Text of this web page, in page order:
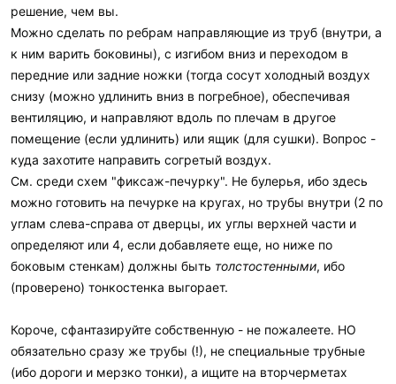
решение, чем вы.
Можно сделать по ребрам направляющие из труб (внутри, а
к ним варить боковины), с изгибом вниз и переходом в
передние или задние ножки (тогда сосут холодный воздух
снизу (можно удлинить вниз в погребное), обеспечивая
вентиляцию, и направляют вдоль по плечам в другое
помещение (если удлинить) или ящик (для сушки). Вопрос -
куда захотите направить согретый воздух.
См. среди схем "фиксаж-печурку". Не булерья, ибо здесь
можно готовить на печурке на кругах, но трубы внутри (2 по
углам слева-справа от дверцы, их углы верхней части и
определяют или 4, если добавляете еще, но ниже по
боковым стенкам) должны быть толстостенными, ибо
(проверено) тонкостенка выгорает.
Короче, сфантазируйте собственную - не пожалеете. НО
обязательно сразу же трубы (!), не специальные трубные
(ибо дороги и мерзко тонки), а ищите на вторчерметах